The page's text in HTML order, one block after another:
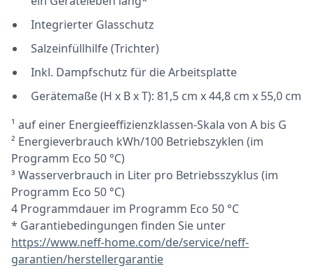
Integrierter Glasschutz
Salzeinfüllhilfe (Trichter)
Inkl. Dampfschutz für die Arbeitsplatte
Gerätemaße (H x B x T): 81,5 cm x 44,8 cm x 55,0 cm
¹ auf einer Energieeffizienzklassen-Skala von A bis G
² Energieverbrauch kWh/100 Betriebszyklen (im
Programm Eco 50 °C)
³ Wasserverbrauch in Liter pro Betriebsszyklus (im
Programm Eco 50 °C)
4 Programmdauer im Programm Eco 50 °C
* Garantiebedingungen finden Sie unter
https://www.neff-home.com/de/service/neff-
garantien/herstellergarantie